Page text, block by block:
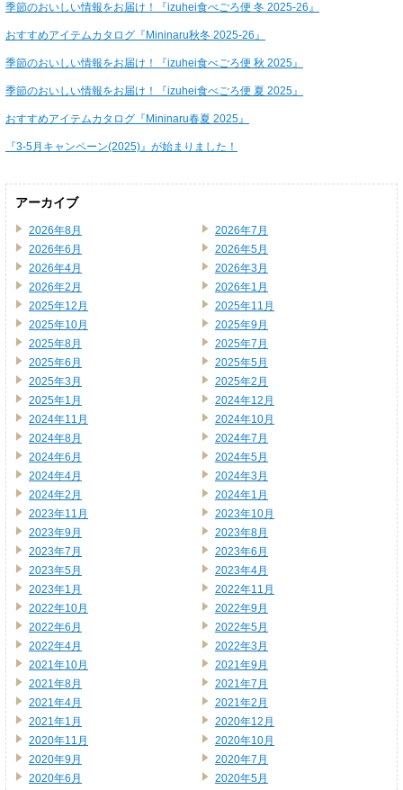
季節のおいしい情報をお届け！『izuhei食べごろ便 冬 2025-26』
おすすめアイテムカタログ『Mininaru秋冬 2025-26』
季節のおいしい情報をお届け！『izuhei食べごろ便 秋 2025』
季節のおいしい情報をお届け！『izuhei食べごろ便 夏 2025』
おすすめアイテムカタログ『Mininaru春夏 2025』
『3-5月キャンペーン(2025)』が始まりました！
アーカイブ
2026年8月
2026年7月
2026年6月
2026年5月
2026年4月
2026年3月
2026年2月
2026年1月
2025年12月
2025年11月
2025年10月
2025年9月
2025年8月
2025年7月
2025年6月
2025年5月
2025年3月
2025年2月
2025年1月
2024年12月
2024年11月
2024年10月
2024年8月
2024年7月
2024年6月
2024年5月
2024年4月
2024年3月
2024年2月
2024年1月
2023年11月
2023年10月
2023年9月
2023年8月
2023年7月
2023年6月
2023年5月
2023年4月
2023年1月
2022年11月
2022年10月
2022年9月
2022年6月
2022年5月
2022年4月
2022年3月
2021年10月
2021年9月
2021年8月
2021年7月
2021年4月
2021年2月
2021年1月
2020年12月
2020年11月
2020年10月
2020年9月
2020年7月
2020年6月
2020年5月